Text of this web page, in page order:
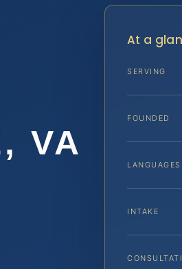
VA
At a
SERVING
FOUNDED
LANGUAGES
INTAKE